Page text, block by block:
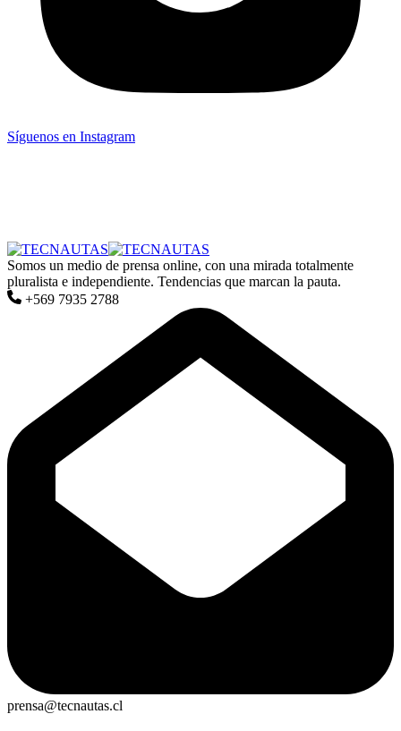
Síguenos en Instagram
Somos un medio de prensa online, con una mirada totalmente
pluralista e independiente. Tendencias que marcan la pauta.
+569 7935 2788
prensa@tecnautas.cl